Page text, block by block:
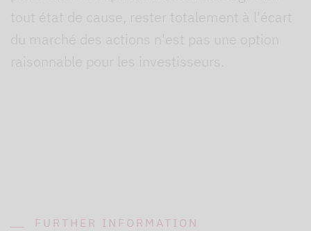
tout état de cause, rester totalement à l'écart
du marché des actions n'est pas une option
raisonnable pour les investisseurs.
FURTHER INFORMATION